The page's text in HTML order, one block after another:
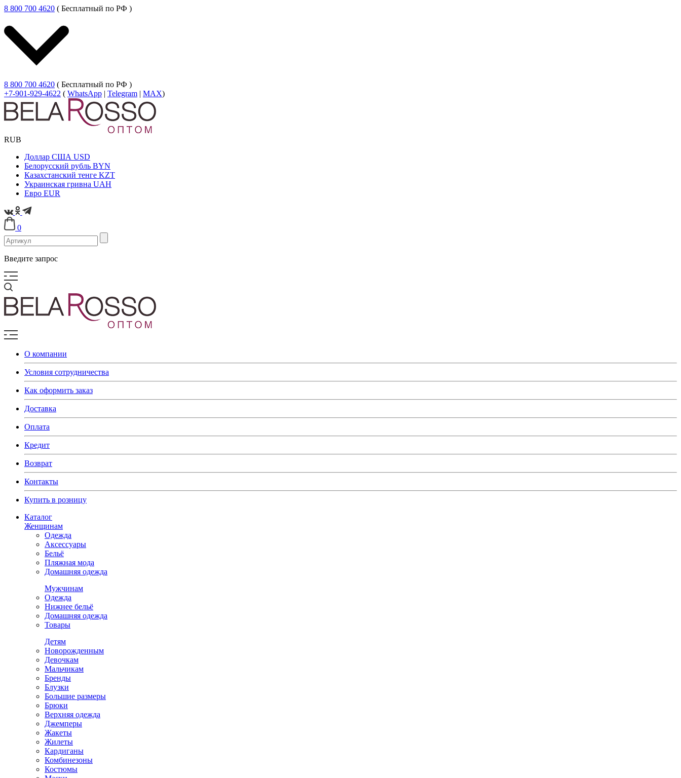
8 800 700 4620 ( Бесплатный по РФ )
8 800 700 4620 ( Бесплатный по РФ )
+7-901-929-4622 ( WhatsApp | Telegram | MAX)
RUB
Доллар США USD
Белорусский рубль BYN
Казахстанский тенге KZT
Украинская гривна UAH
Евро EUR
0
Введите запрос
О компании
Условия сотрудничества
Как оформить заказ
Доставка
Оплата
Кредит
Возврат
Контакты
Купить в розницу
Каталог
Женщинам
Одежда
Аксессуары
Бельё
Пляжная мода
Домашняя одежда
Мужчинам
Одежда
Нижнее бельё
Домашняя одежда
Товары
Детям
Новорожденным
Девочкам
Мальчикам
Бренды
Блузки
Большие размеры
Брюки
Верхняя одежда
Джемперы
Жакеты
Жилеты
Кардиганы
Комбинезоны
Костюмы